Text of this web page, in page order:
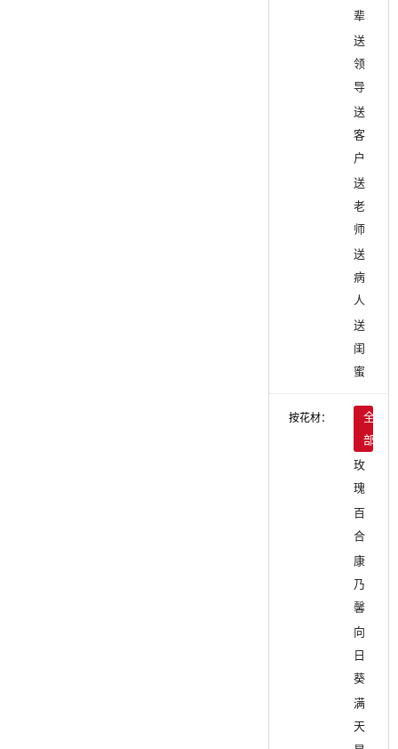
辈
送
领
导
送
客
户
送
老
师
送
病
人
送
闺
蜜
按花材：
全
部
玫
瑰
百
合
康
乃
馨
向
日
葵
满
天